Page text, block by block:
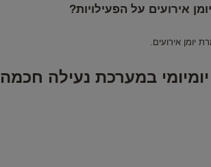
במערכת נעילה חכמה